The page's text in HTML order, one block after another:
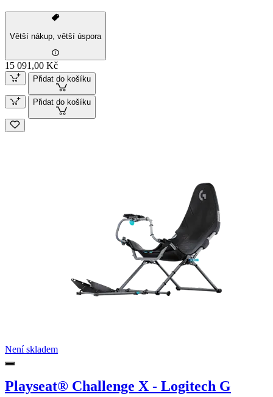
Větší nákup, větší úspora
15 091,00 Kč
Přidat do košíku
Přidat do košíku
Není skladem
Playseat® Challenge X - Logitech G